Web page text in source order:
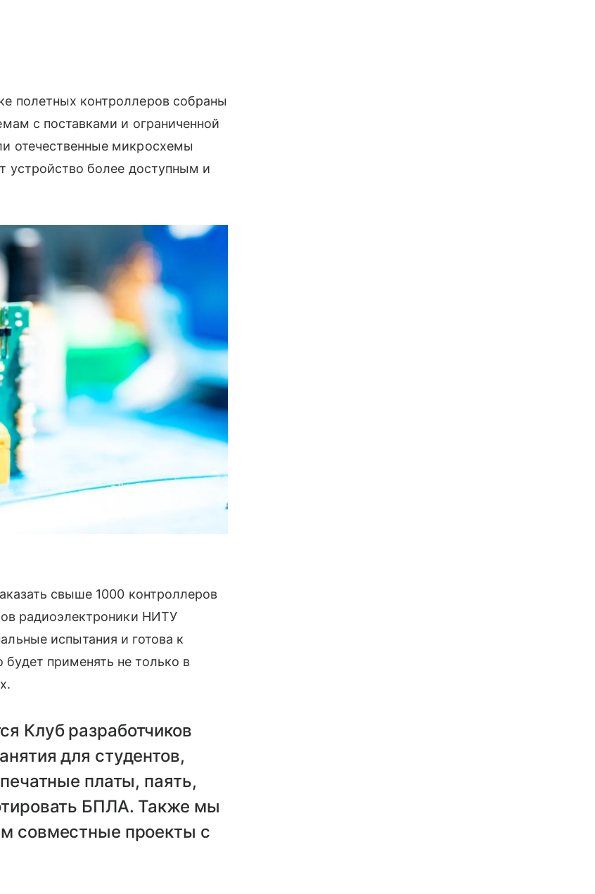
полетных контроллеров собраны
с поставками и ограниченной
отечественные микросхемы
устройство более доступным и
свыше 1000 контроллеров
радиоэлектроники НИТУ
испытания и готова к
применять не только в
Клуб разработчиков
для студентов,
платы, паять,
БПЛА. Также мы
совместные проекты с